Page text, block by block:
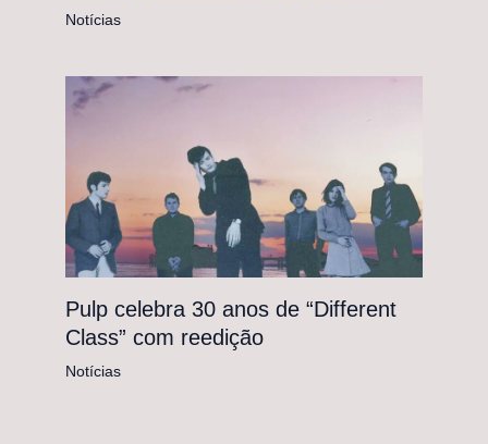
Notícias
Pulp celebra 30 anos de “Different
Class” com reedição
Notícias